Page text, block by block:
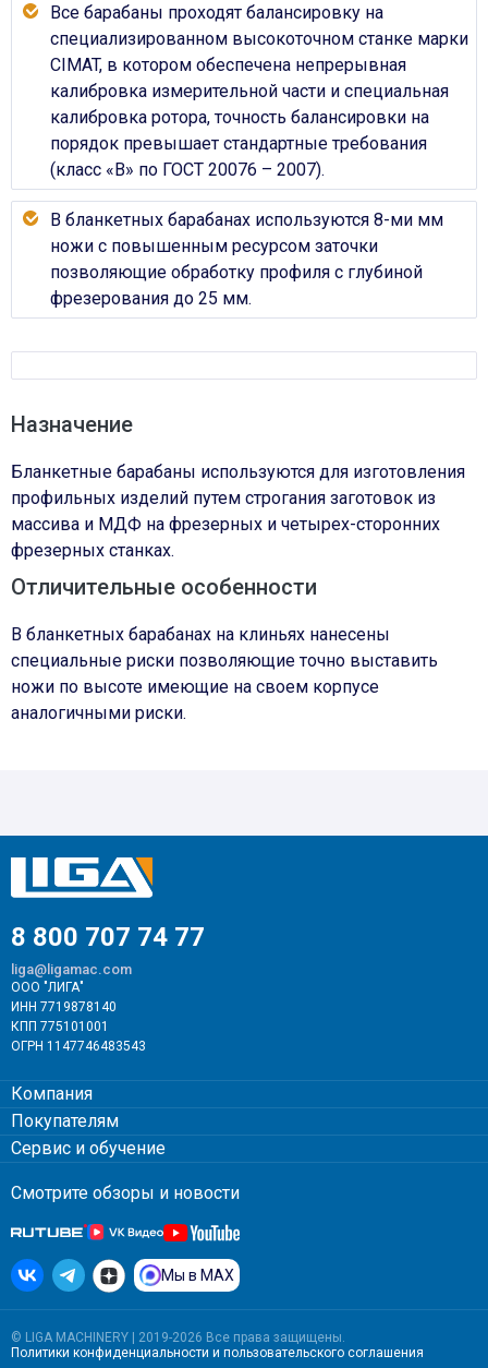
Все барабаны проходят балансировку на
специализированном высокоточном станке марки
CIMAT, в котором обеспечена непрерывная
калибровка измерительной части и специальная
калибровка ротора, точность балансировки на
порядок превышает стандартные требования
(класс «В» по ГОСТ 20076 – 2007).
В бланкетных барабанах используются 8-ми мм
ножи с повышенным ресурсом заточки
позволяющие обработку профиля с глубиной
фрезерования до 25 мм.
Назначение
Бланкетные барабаны используются для изготовления
профильных изделий путем строгания заготовок из
массива и МДФ на фрезерных и четырех-сторонних
фрезерных станках.
Отличительные особенности
В бланкетных барабанах на клиньях нанесены
специальные риски позволяющие точно выставить
ножи по высоте имеющие на своем корпусе
аналогичными риски.
8 800 707 74 77
liga@ligamac.com
ООО "ЛИГА"
ИНН 7719878140
КПП 775101001
ОГРН 1147746483543
Компания
Покупателям
Сервис и обучение
Смотрите обзоры и новости
Мы в MAX
© LIGA MACHINERY | 2019-2026 Все права защищены.
Политики конфиденциальности и пользовательского соглашения